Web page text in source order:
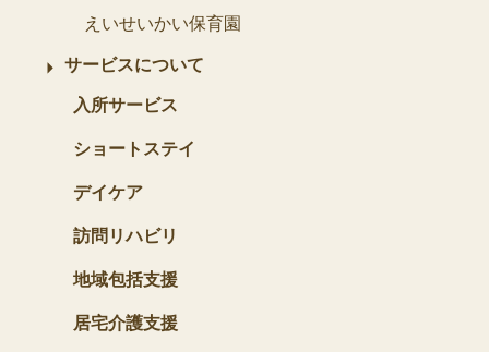
えいせいかい保育園
サービスについて
入所サービス
ショートステイ
デイケア
訪問リハビリ
地域包括支援
居宅介護支援